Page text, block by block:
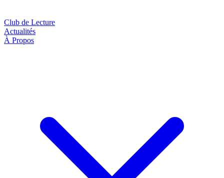
Club de Lecture
Actualités
À Propos